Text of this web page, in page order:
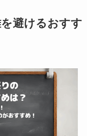
避けるおすす